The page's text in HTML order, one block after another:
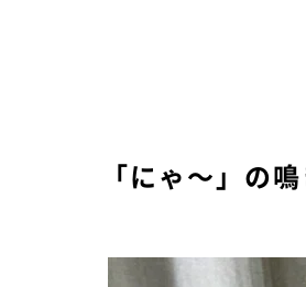
「にゃ～」の